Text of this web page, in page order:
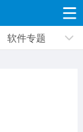
新闻资讯
软件专题